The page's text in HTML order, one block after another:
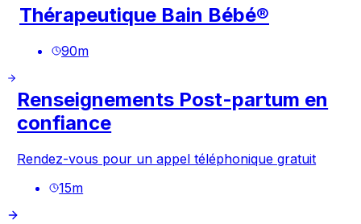
Thérapeutique Bain Bébé®
90m
Renseignements Post-partum en
confiance
Rendez-vous pour un appel téléphonique gratuit
15m